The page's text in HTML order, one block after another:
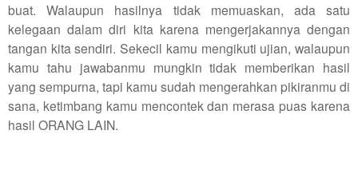
buat. Walaupun hasilnya tidak memuaskan, ada satu
kelegaan dalam diri kita karena mengerjakannya dengan
tangan kita sendiri. Sekecil kamu mengikuti ujian, walaupun
kamu tahu jawabanmu mungkin tidak memberikan hasil
yang sempurna, tapi kamu sudah mengerahkan pikiranmu di
sana, ketimbang kamu mencontek dan merasa puas karena
hasil ORANG LAIN.